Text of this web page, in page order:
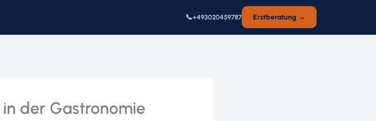
📞+493020459787 Erstberatung →
der Gastronomie